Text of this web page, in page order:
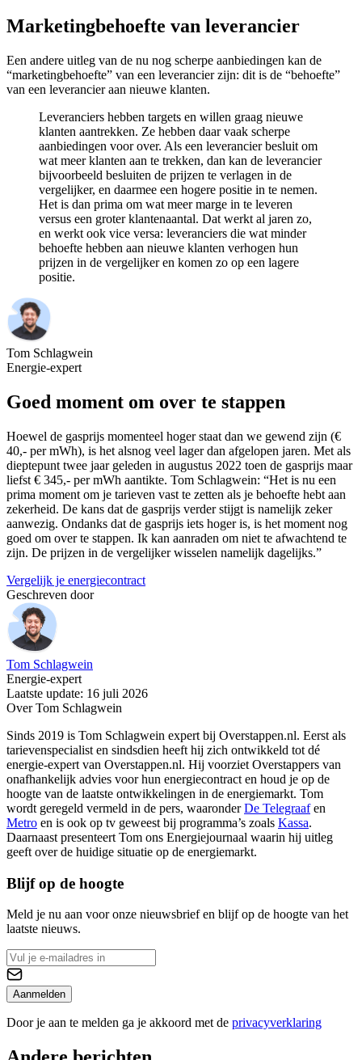
Marketingbehoefte van leverancier
Een andere uitleg van de nu nog scherpe aanbiedingen kan de
“marketingbehoefte” van een leverancier zijn: dit is de “behoefte”
van een leverancier aan nieuwe klanten.
Leveranciers hebben targets en willen graag nieuwe
klanten aantrekken. Ze hebben daar vaak scherpe
aanbiedingen voor over. Als een leverancier besluit om
wat meer klanten aan te trekken, dan kan de leverancier
bijvoorbeeld besluiten de prijzen te verlagen in de
vergelijker, en daarmee een hogere positie in te nemen.
Het is dan prima om wat meer marge in te leveren
versus een groter klantenaantal. Dat werkt al jaren zo,
en werkt ook vice versa: leveranciers die wat minder
behoefte hebben aan nieuwe klanten verhogen hun
prijzen in de vergelijker en komen zo op een lagere
positie.
Tom Schlagwein
Energie-expert
Goed moment om over te stappen
Hoewel de gasprijs momenteel hoger staat dan we gewend zijn (€
40,- per mWh), is het alsnog veel lager dan afgelopen jaren. Met als
dieptepunt twee jaar geleden in augustus 2022 toen de gasprijs maar
liefst € 345,- per mWh aantikte. Tom Schlagwein: “Het is nu een
prima moment om je tarieven vast te zetten als je behoefte hebt aan
zekerheid. De kans dat de gasprijs verder stijgt is namelijk zeker
aanwezig. Ondanks dat de gasprijs iets hoger is, is het moment nog
goed om over te stappen. Ik kan aanraden om niet te afwachtend te
zijn. De prijzen in de vergelijker wisselen namelijk dagelijks.”
Vergelijk je energiecontract
Geschreven door
Tom Schlagwein
Energie-expert
Laatste update: 16 juli 2026
Over Tom Schlagwein
Sinds 2019 is Tom Schlagwein expert bij Overstappen.nl. Eerst als
tarievenspecialist en sindsdien heeft hij zich ontwikkeld tot dé
energie-expert van Overstappen.nl. Hij voorziet Overstappers van
onafhankelijk advies voor hun energiecontract en houd je op de
hoogte van de laatste ontwikkelingen in de energiemarkt. Tom
wordt geregeld vermeld in de pers, waaronderDe Telegraafen
Metro en is ook op tv geweest bij programma’s zoals Kassa.
Daarnaast presenteert Tom ons Energiejournaal waarin hij uitleg
geeft over de huidige situatie op de energiemarkt.
Blijf op de hoogte
Meld je nu aan voor onze nieuwsbrief en blijf op de hoogte van het
laatste nieuws.
Aanmelden
Door je aan te melden ga je akkoord met de privacyverklaring